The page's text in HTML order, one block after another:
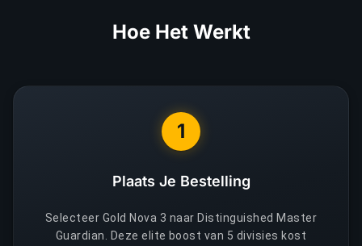
Hoe Het Werkt
1
Plaats Je Bestelling
Selecteer Gold Nova 3 naar Distinguished Master
Guardian. Deze elite boost van 5 divisies kost